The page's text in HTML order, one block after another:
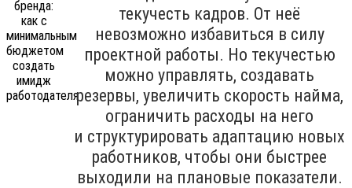
текучесть кадров. От неё
невозможно избавиться в силу
проектной работы. Но текучестью
можно управлять, создавать
резервы, увеличить скорость найма,
ограничить расходы на него
и структурировать адаптацию новых
работников, чтобы они быстрее
выходили на плановые показатели.